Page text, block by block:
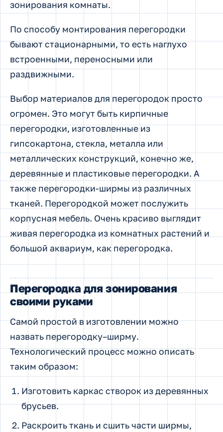
зонирования комнаты.
По способу монтирования перегородки
бывают стационарными, то есть наглухо
встроенными, переносными или
раздвижными.
Выбор материалов для перегородок просто
огромен. Это могут быть кирпичные
перегородки, изготовленные из
гипсокартона, стекла, металла или
металлических конструкций, конечно же,
деревянные и пластиковые перегородки. А
также перегородки-ширмы из различных
тканей. Перегородкой может послужить
корпусная мебель. Очень красиво выглядит
живая перегородка из комнатных растений и
большой аквариум, как перегородка.
Перегородка для зонирования
своими руками
Самой простой в изготовлении можно
назвать перегородку–ширму.
Технологический процесс можно описать
таким образом:
Изготовить каркас створок из деревянных
брусьев.
Раскроить ткань и сшить части ширмы,